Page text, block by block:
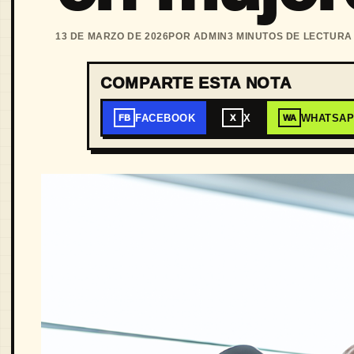
13 DE MARZO DE 2026POR ADMIN 3 MINUTOS DE LECTURA
COMPARTE ESTA NOTA
FB FACEBOOK X X WA